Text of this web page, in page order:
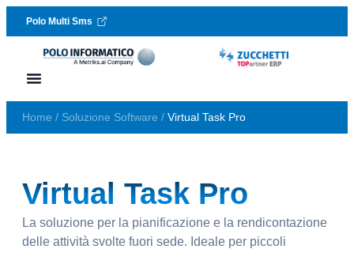
Vai al contenuto
Polo Multi Sms
Home / Soluzione Software / Virtual Task Pro
Virtual Task Pro
La soluzione per la pianificazione e la rendicontazione
delle attività svolte fuori sede. Ideale per piccoli